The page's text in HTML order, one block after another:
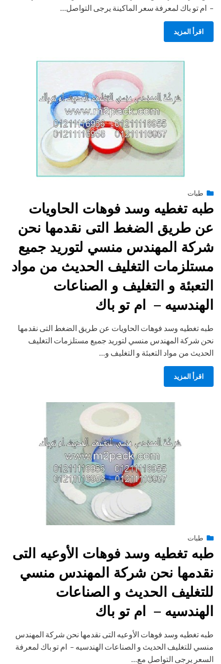
– ام تو باك لمعرفة سعر الماكينة يرجى التواصل…
اقرأ المزيد
engmansyPosted
فبراير 15, 2015
طبات
طبه تغطيه وسد فوهات الحاويات
عن طريق الضغط التى نقدمها نحن
شركة المهندس منسي لتوريد جميع
مستلزمات التغليف الحديث من مواد
التعبئة و التغليف و الصناعات
الهندسيه – ام تو باك
طبه تغطيه وسد فوهات الحاويات عن طريق الضغط التى نقدمها
نحن شركة المهندس منسي لتوريد جميع مستلزمات التغليف
الحديث من مواد التعبئة و التغليف و…
اقرأ المزيد
engmansyPosted
فبراير 15, 2015
طبات
طبه تغطيه وسد فوهات الأوعيه التى
نقدمها نحن شركة المهندس منسي
للتغليف الحديث و الصناعات
الهندسيه – ام تو باك
طبه تغطيه وسد فوهات الأوعيه التى نقدمها نحن شركة المهندس
منسي للتغليف الحديث و الصناعات الهندسيه – ام تو باك لمعرفة
السعر يرجى التواصل مع…